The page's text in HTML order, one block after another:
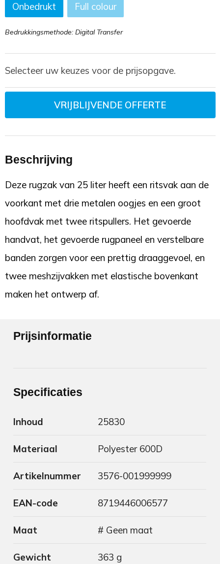
Onbedrukt Full colour
Bedrukkingsmethode: Digital Transfer
Selecteer uw keuzes voor de prijsopgave.
VRIJBLIJVENDE OFFERTE
Beschrijving
Deze rugzak van 25 liter heeft een ritsvak aan de
voorkant met drie metalen oogjes en een groot
hoofdvak met twee ritspullers. Het gevoerde
handvat, het gevoerde rugpaneel en verstelbare
banden zorgen voor een prettig draaggevoel, en
twee meshzijvakken met elastische bovenkant
maken het ontwerp af.
Prijsinformatie
Specificaties
Inhoud 25830
Materiaal Polyester 600D
Artikelnummer 3576-001999999
EAN-code 8719446006577
Maat # Geen maat
Gewicht 363 g